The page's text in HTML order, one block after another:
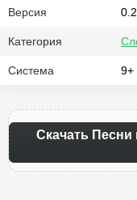
Версия
Категория
Система 9+
Скачать